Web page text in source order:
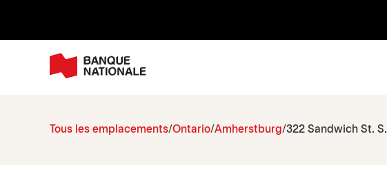
Tous les emplacements Ontario Amherstburg 322 Sandwich St. S.